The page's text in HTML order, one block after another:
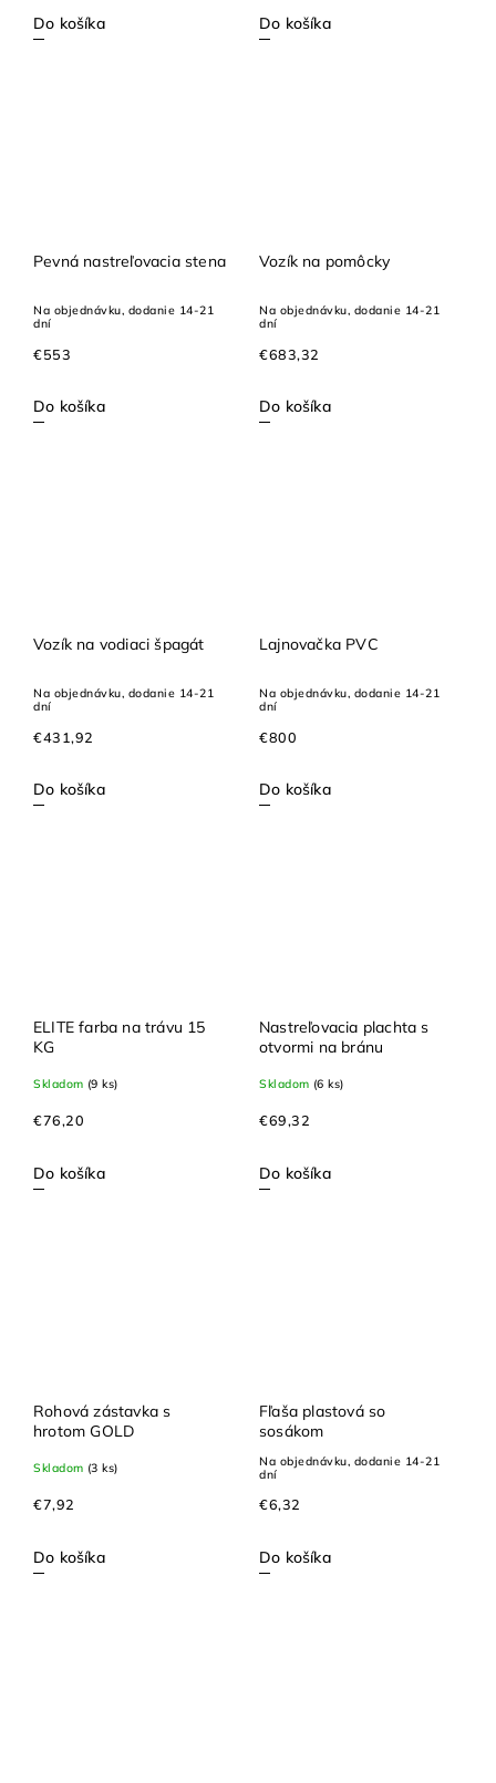
Do košíka Do košíka
Pevná nastreľovacia stena
Na objednávku, dodanie 14-21
dní
€553
Do košíka
Vozík na pomôcky
Na objednávku, dodanie 14-21
dní
€683,32
Do košíka
Vozík na vodiaci špagát
Na objednávku, dodanie 14-21
dní
€431,92
Do košíka
Lajnovačka PVC
Na objednávku, dodanie 14-21
dní
€800
Do košíka
ELITE farba na trávu 15
KG
Skladom (9 ks)
€76,20
Do košíka
Nastreľovacia plachta s
otvormi na bránu
Skladom (6 ks)
€69,32
Do košíka
Rohová zástavka s
hrotom GOLD
Skladom (3 ks)
€7,92
Do košíka
Fľaša plastová so
sosákom
Na objednávku, dodanie 14-21
dní
€6,32
Do košíka